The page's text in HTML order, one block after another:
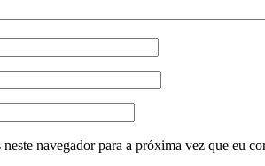
neste navegador para a próxima vez que eu